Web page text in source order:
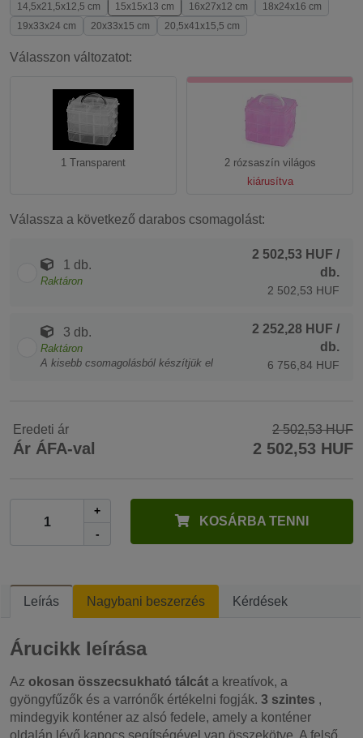
14,5x21,5x12,5 cm 15x15x13 cm 16x27x12 cm
18x24x16 cm
19x33x24 cm
20x33x15 cm 20,5x41x15,5 cm
Válasszon változatot:
1 Transparent
2 rózsaszín világos
kiárusítva
Válassza a következő darabos csomagolást:
1 db.
Raktáron
2 502,53 HUF /
db.
2 502,53 HUF
3 db.
Raktáron
A kisebb csomagolásból készítjük el
2 252,28 HUF /
db.
6 756,84 HUF
Eredeti ár 2 502,53 HUF
Ár ÁFA-val 2 502,53 HUF
+
-
KOSÁRBA TENNI
Leírás Nagybani beszerzés Kérdések
Árucikk leírása
Az okosan összecsukható tálcát a kreatívok, a
gyöngyfűzők és a varrónők értékelni fogják. 3 szintes ,
mindegyik konténer az alsó fedele, amely a konténer